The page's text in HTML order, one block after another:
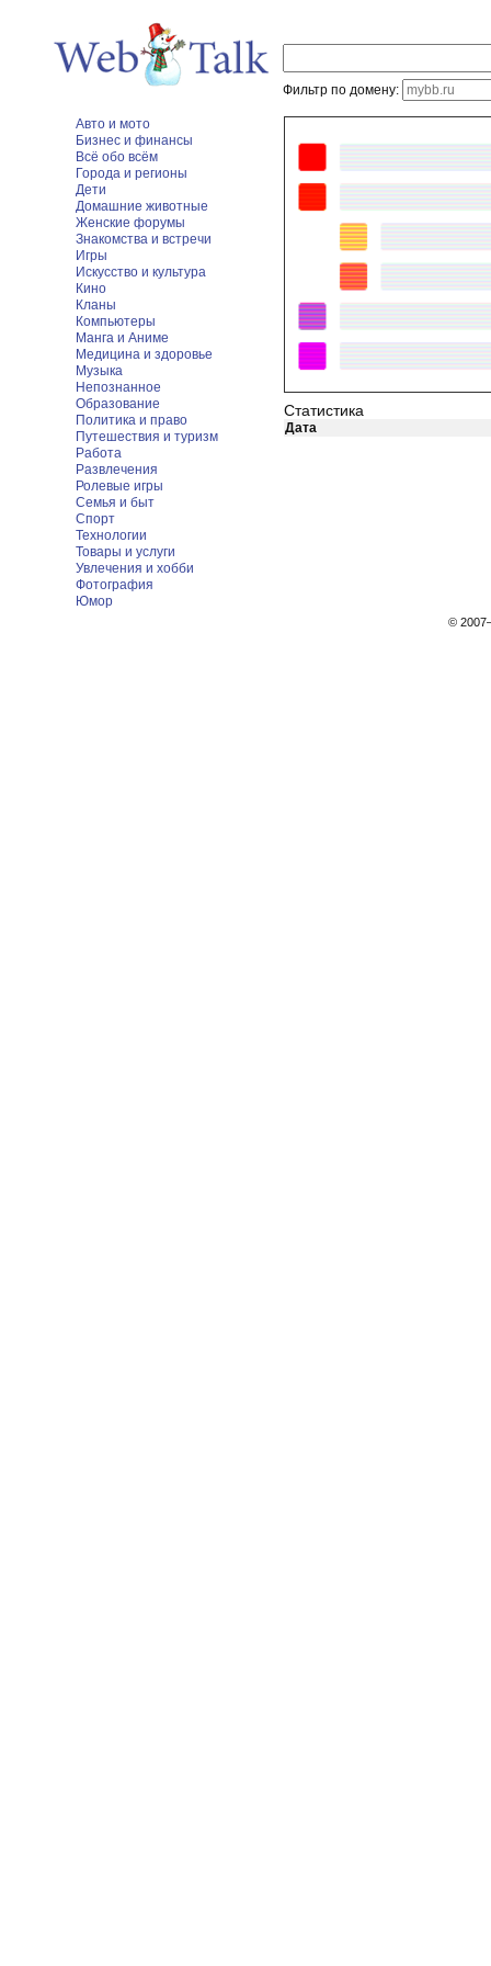
Фильтр по домену:
Авто и мото
Бизнес и финансы
Всё обо всём
Города и регионы
Дети
Домашние животные
Женские форумы
Знакомства и встречи
Игры
Искусство и культура
Кино
Кланы
Компьютеры
Манга и Аниме
Медицина и здоровье
Музыка
Непознанное
Образование
Политика и право
Путешествия и туризм
Работа
Развлечения
Ролевые игры
Семья и быт
Спорт
Технологии
Товары и услуги
Увлечения и хобби
Фотография
Юмор
Статистика
Дата
©